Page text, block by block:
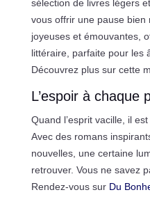
sélection de livres légers
vous offrir une pause
joyeuses et émouvantes,
littéraire, parfaite pour les
Découvrez plus sur cette
L’espoir à chaque
Quand l’esprit vacille, il
Avec des romans
nouvelles, une certaine
retrouver. Vous ne savez
Rendez-vous sur Du